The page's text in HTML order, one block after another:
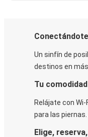
Un sinfín de
destinos en
Tu
Relájate con
para las
Elige, reserva,